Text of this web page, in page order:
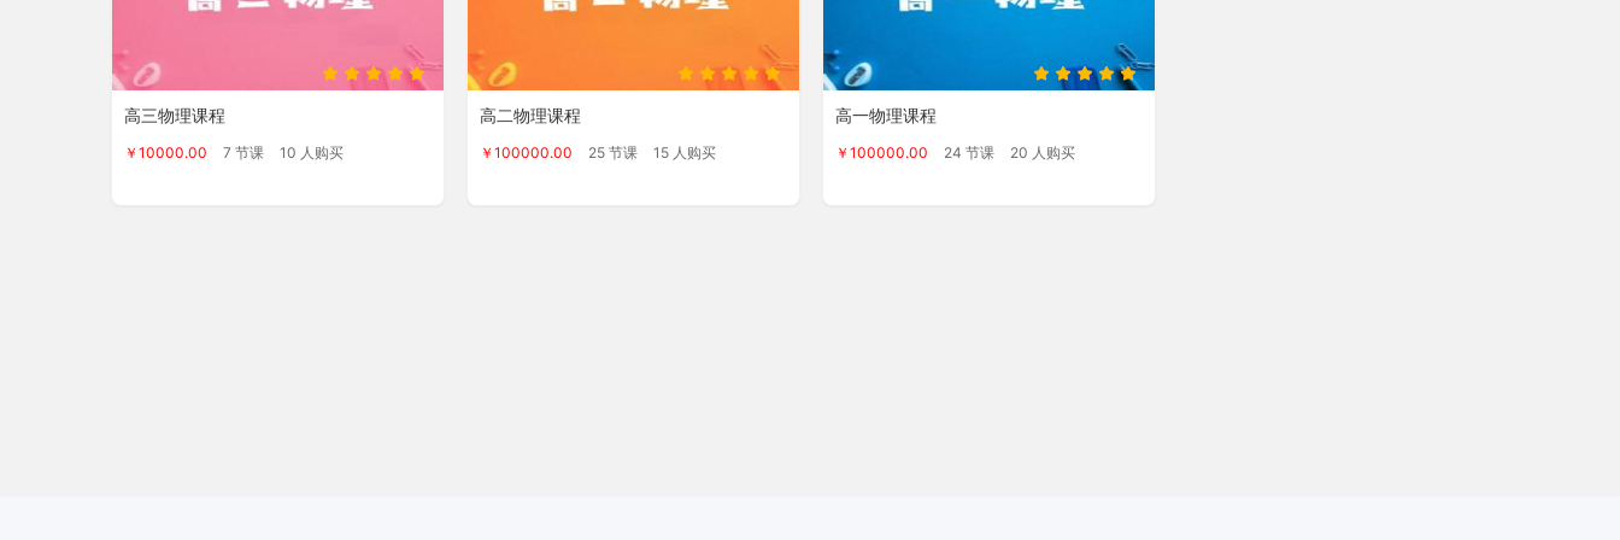
高三物理课程
￥10000.00 7 节课 10 人购买
高二物理课程
￥100000.00 25 节课 15 人购买
高一物理课程
￥100000.00 24 节课 20 人购买